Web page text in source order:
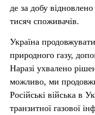
де за добу
тисяч споживачів.
Україна
природного газу,
Наразі ухвалено
можливо, ми
Російські війська в
транзитної газової